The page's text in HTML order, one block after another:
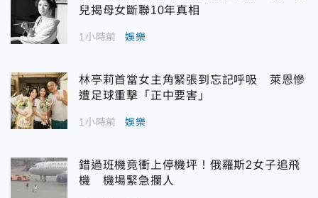
兒揭母女斷聯10年真相
1小時前 娛樂
林亭莉首當女主角緊張到忘記呼吸 萊恩慘
遭足球重擊「正中要害」
1小時前 娛樂
錯過班機竟衝上停機坪！俄羅斯2女子追飛
機 機場緊急攔人